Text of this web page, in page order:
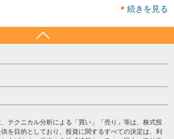
続きを見る
テクニカル分析による「買い」「売り」等は、株式投
を目的としており、投資に関するすべての決定は、利